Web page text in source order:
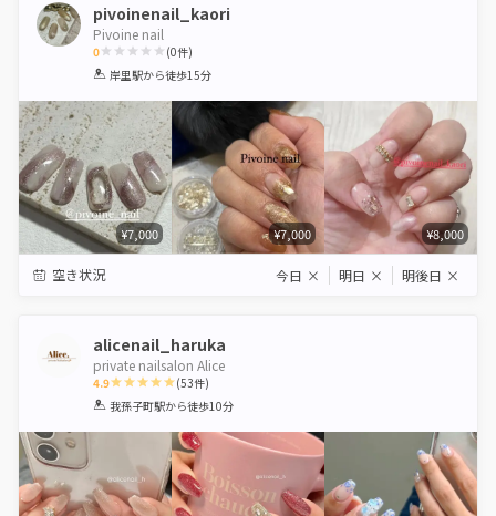
pivoinenail_kaori
Pivoine nail
0
1 2 3 4 5
(0件)
岸里駅から徒歩15分
¥7,000 ¥7,000 ¥8,000
空き状況 今日 × 明日 × 明後日 ×
alicenail_haruka
private nailsalon Alice
4.9
1 2 3 4 5
(53件)
我孫子町駅から徒歩10分